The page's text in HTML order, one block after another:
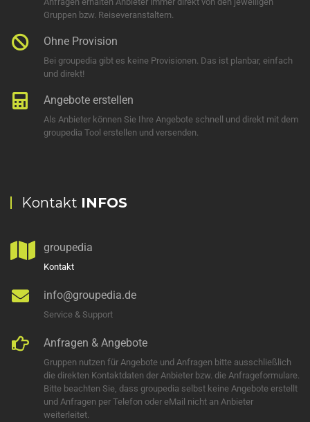
Gruppen bzw. Reiseveranstaltern.
Ohne Provision
Bei groupedia gibt es keine Provisionen. Das ist planbar, einfach
und direkt!
Angebote erstellen
Als Anbieter können Sie Ihre Angebote schnell und direkt mit dem
groupedia Tool erstellen und versenden.
Kontakt INFOS
groupedia
Kontakt
info@groupedia.de
Service & Support
Anfragen & Angebote
Gruppen nutzen für Angebote und Anfragen bitte ausschließlich
die direkten Kontaktdaten der Anbieter bzw. die Anfrageformulare.
Bitte beachten Sie, dass groupedia selbst keine Angebote erstellt
und Anfragen per Telefon oder eMail nicht an Anbieter
weiterleitet.